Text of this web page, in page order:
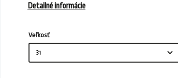
Detailné informácie
Veľkosť